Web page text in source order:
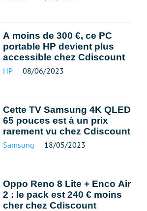
A moins de 300 €, ce PC
portable HP devient plus
accessible chez Cdiscount
HP 08/06/2023
Cette TV Samsung 4K QLED
65 pouces est à un prix
rarement vu chez Cdiscount
Samsung 18/05/2023
Oppo Reno 8 Lite + Enco Air
2 : le pack est 240 € moins
cher chez Cdiscount